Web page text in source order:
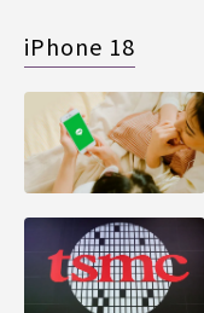
iPhone 18